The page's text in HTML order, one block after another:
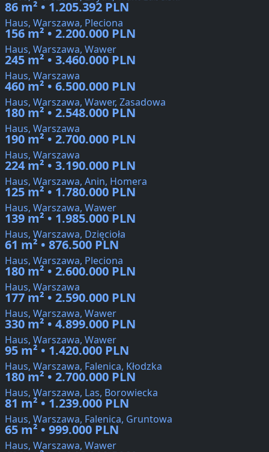
86 m² • 1.205.392 PLN
Haus, Warszawa, Pleciona
156 m² • 2.200.000 PLN
Haus, Warszawa, Wawer
245 m² • 3.460.000 PLN
Haus, Warszawa
460 m² • 6.500.000 PLN
Haus, Warszawa, Wawer, Zasadowa
180 m² • 2.548.000 PLN
Haus, Warszawa
190 m² • 2.700.000 PLN
Haus, Warszawa
224 m² • 3.190.000 PLN
Haus, Warszawa, Anin, Homera
125 m² • 1.780.000 PLN
Haus, Warszawa, Wawer
139 m² • 1.985.000 PLN
Haus, Warszawa, Dzięcioła
61 m² • 876.500 PLN
Haus, Warszawa, Pleciona
180 m² • 2.600.000 PLN
Haus, Warszawa
177 m² • 2.590.000 PLN
Haus, Warszawa, Wawer
330 m² • 4.899.000 PLN
Haus, Warszawa, Wawer
95 m² • 1.420.000 PLN
Haus, Warszawa, Falenica, Kłodzka
180 m² • 2.700.000 PLN
Haus, Warszawa, Las, Borowiecka
81 m² • 1.239.000 PLN
Haus, Warszawa, Falenica, Gruntowa
65 m² • 999.000 PLN
Haus, Warszawa, Wawer